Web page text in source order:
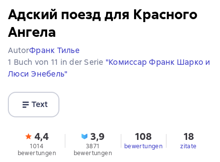
Адский поезд для Красного
Ангела
AutorФранк Тилье
1 Buch von 11 in der Serie "Комиссар Франк Шарко и
Люси Энебель"
Text
4,4
1014
bewertungen
3,9
3871
bewertungen
108
bewertungen
18
zitate